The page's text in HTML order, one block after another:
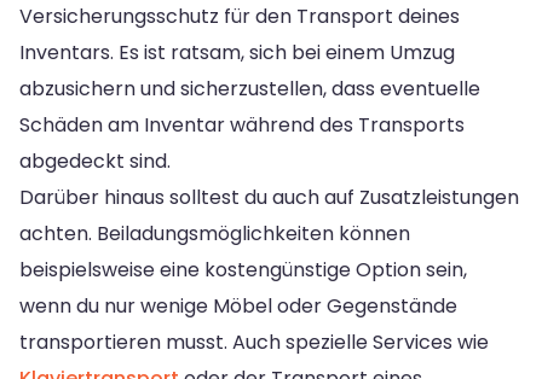
Versicherungsschutz für den Transport deines
Inventars. Es ist ratsam, sich bei einem Umzug
abzusichern und sicherzustellen, dass eventuelle
Schäden am Inventar während des Transports
abgedeckt sind.
Darüber hinaus solltest du auch auf Zusatzleistungen
achten. Beiladungsmöglichkeiten können
beispielsweise eine kostengünstige Option sein,
wenn du nur wenige Möbel oder Gegenstände
transportieren musst. Auch spezielle Services wie